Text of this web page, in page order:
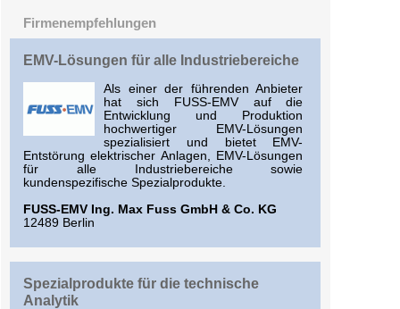
Firmenempfehlungen
EMV-Lösungen für alle Industriebereiche
Als einer der führenden Anbieter
hat sich FUSS-EMV auf die
Entwicklung und Produktion
hochwertiger EMV-Lösungen
spezialisiert und bietet EMV-
Entstörung elektrischer Anlagen, EMV-Lösungen
für alle Industriebereiche sowie
kundenspezifische Spezialprodukte.
FUSS-EMV Ing. Max Fuss GmbH & Co. KG
12489 Berlin
Spezialprodukte für die technische
Analytik